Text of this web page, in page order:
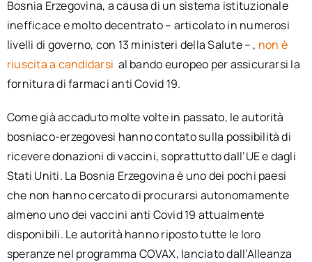
Bosnia Erzegovina, a causa di un sistema istituzionale
inefficace e molto decentrato – articolato in numerosi
livelli di governo, con 13 ministeri della Salute – , non è
riuscita a candidarsi al bando europeo per assicurarsi la
fornitura di farmaci anti Covid 19.
Come già accaduto molte volte in passato, le autorità
bosniaco-erzegovesi hanno contato sulla possibilità di
ricevere donazioni di vaccini, soprattutto dall’UE e dagli
Stati Uniti. La Bosnia Erzegovina è uno dei pochi paesi
che non hanno cercato di procurarsi autonomamente
almeno uno dei vaccini anti Covid 19 attualmente
disponibili. Le autorità hanno riposto tutte le loro
speranze nel programma COVAX, lanciato dall’Alleanza